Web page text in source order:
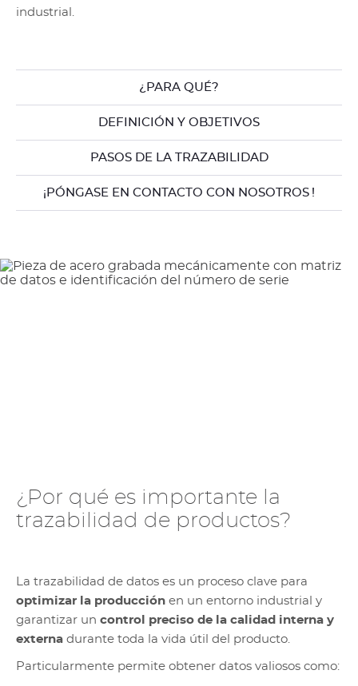
industrial.
¿PARA QUÉ?
DEFINICIÓN Y OBJETIVOS
PASOS DE LA TRAZABILIDAD
¡PÓNGASE EN CONTACTO CON NOSOTROS !
¿Por qué es importante la
trazabilidad de productos?
La trazabilidad de datos es un proceso clave para
optimizar la producción en un entorno industrial y
garantizar un control preciso de la calidad interna y
externa durante toda la vida útil del producto.
Particularmente permite obtener datos valiosos como: